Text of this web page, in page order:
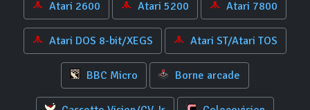
Atari 2600 Atari 5200 Atari 7800
Atari DOS 8-bit/XEGS Atari ST/Atari TOS
BBC Micro Borne arcade